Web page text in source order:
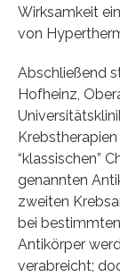
Wirksamkeit
von
Abschließend
Hofheinz,
“klassischen”
genannten
zweiten
bei
Antikörper
verabreicht;